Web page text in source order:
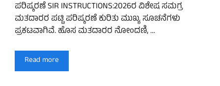
ಪರಿಷ್ಕರಣೆ SIR INSTRUCTIONS:2026ರ ವಿಶೇಷ ಸಮಗ್ರ
ಮತದಾರರ ಪಟ್ಟಿ ಪರಿಷ್ಕರಣೆ ಕುರಿತು ಮುಖ್ಯ ಸೂಚನೆಗಳು
ಪ್ರಕಟವಾಗಿವೆ. ಹೊಸ ಮತದಾರರ ನೋಂದಣಿ, …
Read more